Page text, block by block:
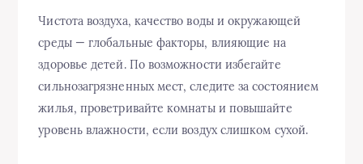
Чистота воздуха, качество воды и окружающей
среды — глобальные факторы, влияющие на
здоровье детей. По возможности избегайте
сильнозагрязненных мест, следите за состоянием
жилья, проветривайте комнаты и повышайте
уровень влажности, если воздух слишком сухой.